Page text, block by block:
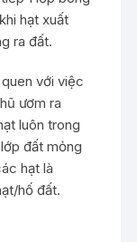
hạt xuất
ra đất.
với việc
ươm ra
luôn trong
đất mỏng
hạt là
hố đất.